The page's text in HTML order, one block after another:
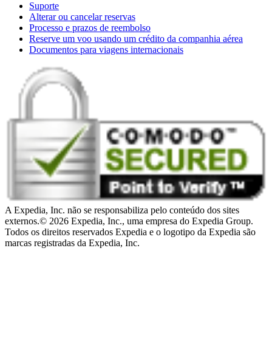
Suporte
Alterar ou cancelar reservas
Processo e prazos de reembolso
Reserve um voo usando um crédito da companhia aérea
Documentos para viagens internacionais
A Expedia, Inc. não se responsabiliza pelo conteúdo dos sites
externos.© 2026 Expedia, Inc., uma empresa do Expedia Group.
Todos os direitos reservados Expedia e o logotipo da Expedia são
marcas registradas da Expedia, Inc.